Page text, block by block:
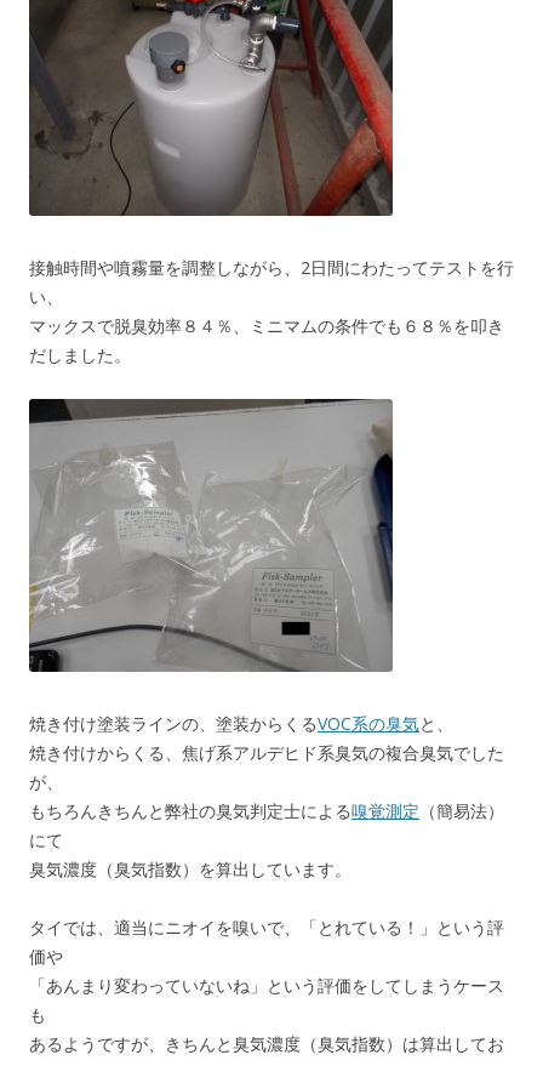
接触時間や噴霧量を調整しながら、2日間にわたってテストを行
い、
マックスで脱臭効率８４％、ミニマムの条件でも６８％を叩き
だしました。
焼き付け塗装ラインの、塗装からくるVOC系の臭気と、
焼き付けからくる、焦げ系アルデヒド系臭気の複合臭気でした
が、
もちろんきちんと弊社の臭気判定士による嗅覚測定 （簡易法）
にて
臭気濃度（臭気指数）を算出しています。
タイでは、適当にニオイを嗅いで、「とれている！」という評
価や
「あんまり変わっていないね」という評価をしてしまうケース
も
あるようですが、きちんと臭気濃度（臭気指数）は算出してお